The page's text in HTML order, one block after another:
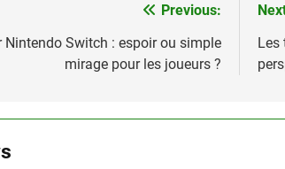
Previous:
Nintendo Switch : espoir ou simple
mirage pour les joueurs ?
Les